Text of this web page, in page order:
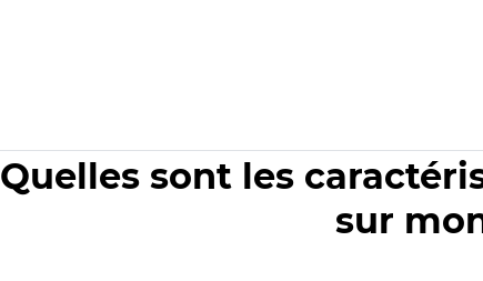
Quelles sont les
sur